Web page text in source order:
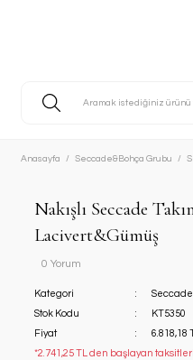
Anasayfa Seccade&Bohça Grubu
Nakışlı Seccade
Lacivert&Gümüş
0 Yorum
Kategori
Seccade
Stok Kodu
KT5350
Fiyat
6.818,18
*2.741,25 TL den başlayan